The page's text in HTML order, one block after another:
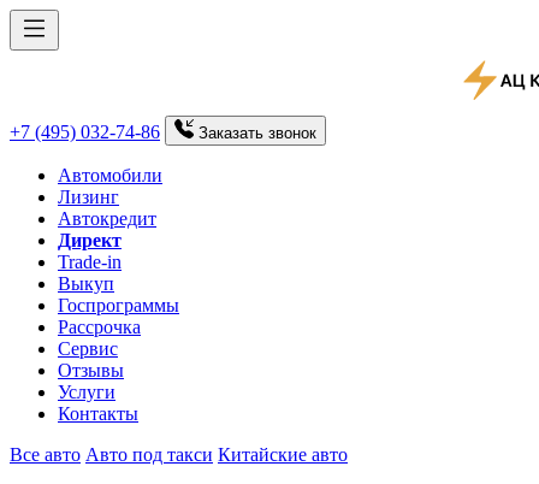
+7 (495) 032-74-86 Заказать звонок
Автомобили
Лизинг
Автокредит
Директ
Trade-in
Выкуп
Госпрограммы
Рассрочка
Сервис
Отзывы
Услуги
Контакты
Все авто Авто под такси Китайские авто